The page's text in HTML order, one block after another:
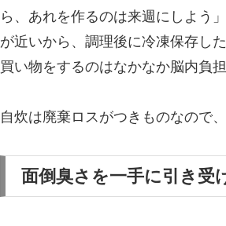
ら、あれを作るのは来週にしよう
が近いから、調理後に冷凍保存し
買い物をするのはなかなか脳内負
自炊は廃棄ロスがつきものなので
面倒臭さを一手に引き受